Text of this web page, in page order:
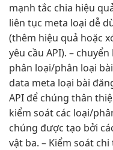
mạnh tắc chia hiệu
liên tục meta loại dễ
(thêm hiệu quả hoặc
yêu cầu API). –
phân loại/phân loại
data meta loại bài
API để chúng thân
kiểm soát các loại/
chúng được tạo bởi
vật ba. – Kiểm soát